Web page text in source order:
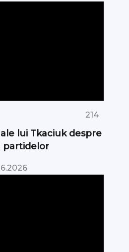
214
lui Tkaciuk despre
partidelor